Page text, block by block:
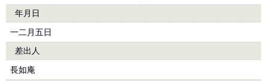
年月日
一二月五日
差出人
長如庵